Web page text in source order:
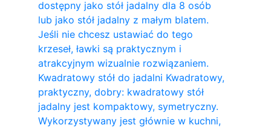
dostępny jako stół jadalny dla 8 osób
lub jako stół jadalny z małym blatem.
Jeśli nie chcesz ustawiać do tego
krzeseł, ławki są praktycznym i
atrakcyjnym wizualnie rozwiązaniem.
Kwadratowy stół do ​​jadalni Kwadratowy,
praktyczny, dobry: kwadratowy stół
jadalny jest kompaktowy, symetryczny.
Wykorzystywany jest głównie w kuchni,